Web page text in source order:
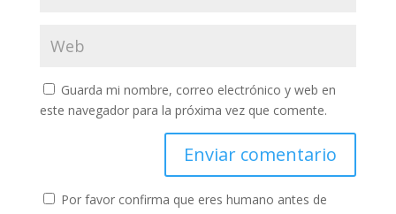
Guarda mi nombre, correo electrónico y web en
este navegador para la próxima vez que comente.
Por favor confirma que eres humano antes de